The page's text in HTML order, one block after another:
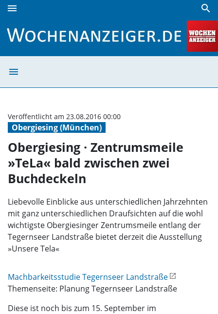
menu search
menu
Obergiesing (München)
Veröffentlicht am 23.08.2016 00:00
Obergiesing · Zentrumsmeile
»TeLa« bald zwischen zwei
Buchdeckeln
Liebevolle Einblicke aus unterschiedlichen Jahrzehnten
mit ganz unterschiedlichen Draufsichten auf die wohl
wichtigste Obergiesinger Zentrumsmeile entlang der
Tegernseer Landstraße bietet derzeit die Ausstellung
»Unsere Tela«
Machbarkeitsstudie Tegernseer Landstraße
Themenseite: Planung Tegernseer Landstraße
Diese ist noch bis zum 15. September im